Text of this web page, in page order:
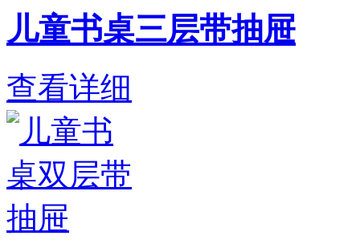
儿童书桌三层带抽屉
查看详细